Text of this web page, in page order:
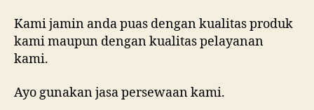
Kami jamin anda puas dengan kualitas produk
kami maupun dengan kualitas pelayanan
kami.
Ayo gunakan jasa persewaan kami.